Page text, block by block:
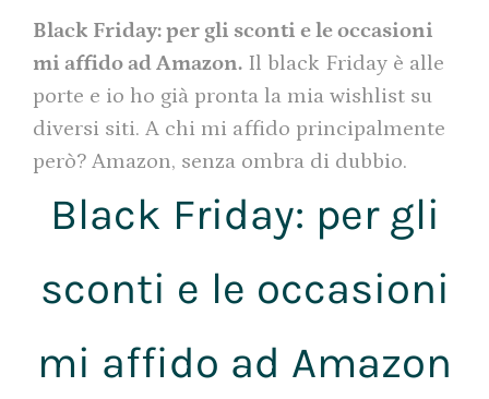
Black Friday: per gli sconti e le occasioni
mi affido ad Amazon. Il black Friday è alle
porte e io ho già pronta la mia wishlist su
diversi siti. A chi mi affido principalmente
però? Amazon, senza ombra di dubbio.
Black Friday: per gli
sconti e le occasioni
mi affido ad Amazon